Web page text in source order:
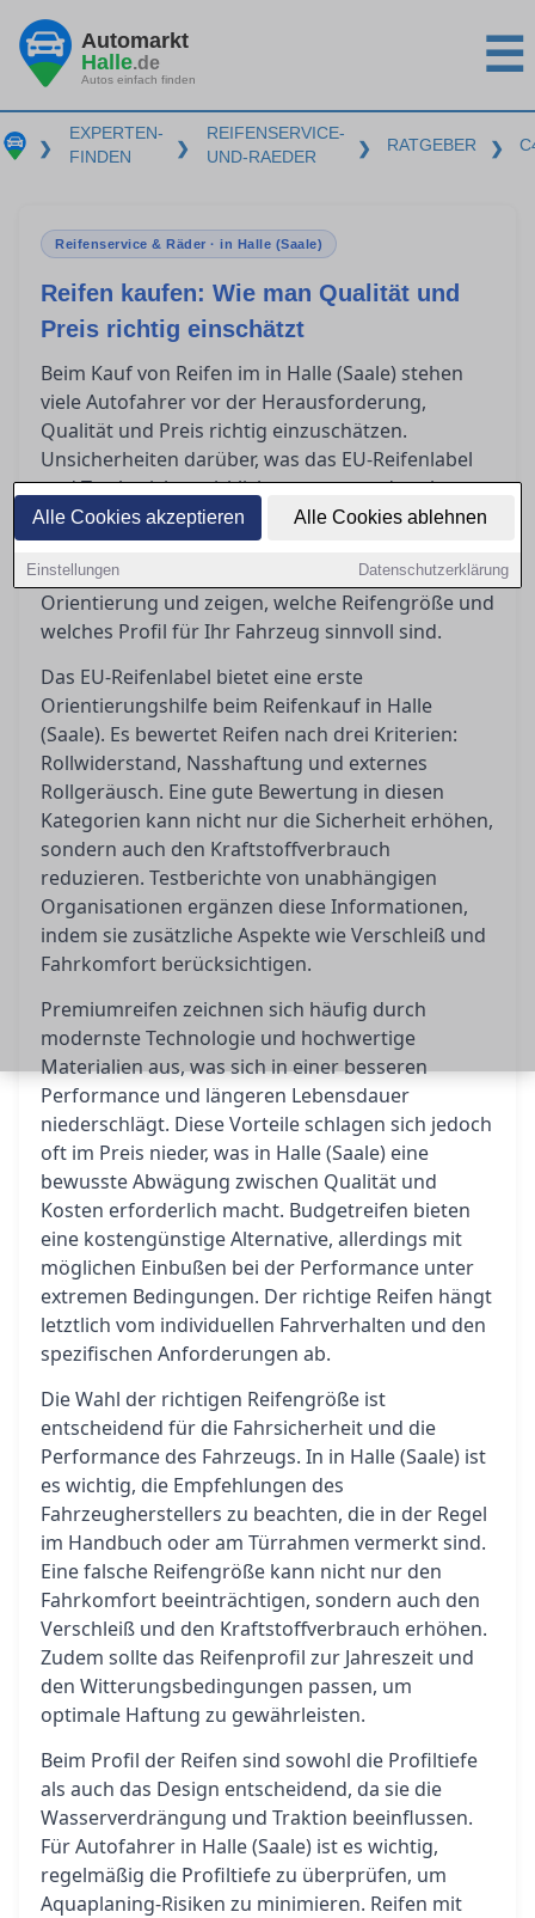
Alle Cookies akzeptieren Alle Cookies ablehnen
Einstellungen Datenschutzerklärung
Automarkt
Halle.de
Autos einfach finden ☰
❯
EXPERTEN-
FINDEN
❯
REIFENSERVICE-
UND-RAEDER
❯ RATGEBER ❯
Reifenservice & Räder · in Halle (Saale)
Reifen kaufen: Wie man Qualität und
Preis richtig einschätzt
Beim Kauf von Reifen im in Halle (Saale) stehen
viele Autofahrer vor der Herausforderung,
Qualität und Preis richtig einzuschätzen.
Unsicherheiten darüber, was das EU-Reifenlabel
und Testberichte wirklich aussagen, oder ob
Premiumreifen tatsächlich besser als
Budgetreifen sind, können die Entscheidung
erschweren. In diesem Ratgeber bieten wir
Orientierung und zeigen, welche Reifengröße und
welches Profil für Ihr Fahrzeug sinnvoll sind.
Das EU-Reifenlabel bietet eine erste
Orientierungshilfe beim Reifenkauf in Halle
(Saale). Es bewertet Reifen nach drei Kriterien:
Rollwiderstand, Nasshaftung und externes
Rollgeräusch. Eine gute Bewertung in diesen
Kategorien kann nicht nur die Sicherheit erhöhen,
sondern auch den Kraftstoffverbrauch
reduzieren. Testberichte von unabhängigen
Organisationen ergänzen diese Informationen,
indem sie zusätzliche Aspekte wie Verschleiß und
Fahrkomfort berücksichtigen.
Premiumreifen zeichnen sich häufig durch
modernste Technologie und hochwertige
Materialien aus, was sich in einer besseren
Performance und längeren Lebensdauer
niederschlägt. Diese Vorteile schlagen sich jedoch
oft im Preis nieder, was in Halle (Saale) eine
bewusste Abwägung zwischen Qualität und
Kosten erforderlich macht. Budgetreifen bieten
eine kostengünstige Alternative, allerdings mit
möglichen Einbußen bei der Performance unter
extremen Bedingungen. Der richtige Reifen hängt
letztlich vom individuellen Fahrverhalten und den
spezifischen Anforderungen ab.
Die Wahl der richtigen Reifengröße ist
entscheidend für die Fahrsicherheit und die
Performance des Fahrzeugs. In in Halle (Saale) ist
es wichtig, die Empfehlungen des
Fahrzeugherstellers zu beachten, die in der Regel
im Handbuch oder am Türrahmen vermerkt sind.
Eine falsche Reifengröße kann nicht nur den
Fahrkomfort beeinträchtigen, sondern auch den
Verschleiß und den Kraftstoffverbrauch erhöhen.
Zudem sollte das Reifenprofil zur Jahreszeit und
den Witterungsbedingungen passen, um
optimale Haftung zu gewährleisten.
Beim Profil der Reifen sind sowohl die Profiltiefe
als auch das Design entscheidend, da sie die
Wasserverdrängung und Traktion beeinflussen.
Für Autofahrer in Halle (Saale) ist es wichtig,
regelmäßig die Profiltiefe zu überprüfen, um
Aquaplaning-Risiken zu minimieren. Reifen mit